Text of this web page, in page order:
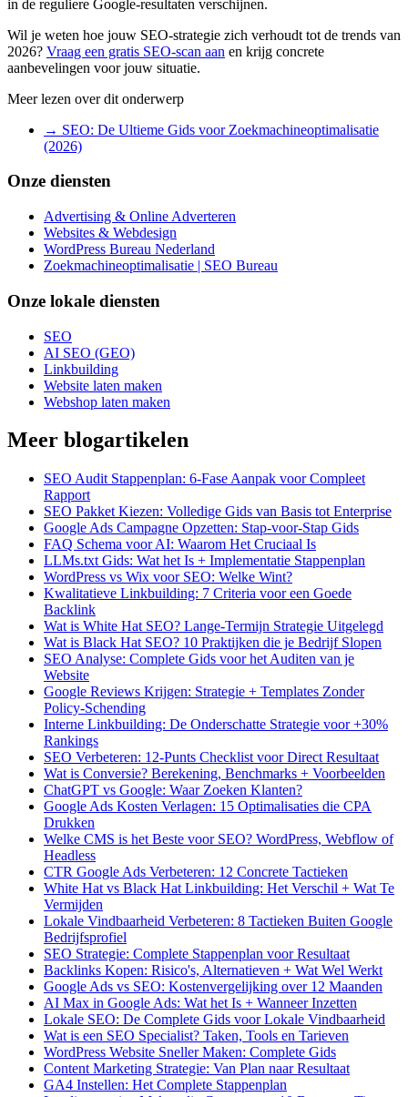
in de reguliere Google-resultaten verschijnen.
Wil je weten hoe jouw SEO-strategie zich verhoudt tot de trends van
2026? Vraag een gratis SEO-scan aan en krijg concrete
aanbevelingen voor jouw situatie.
Meer lezen over dit onderwerp
→ SEO: De Ultieme Gids voor Zoekmachineoptimalisatie
(2026)
Onze diensten
Advertising & Online Adverteren
Websites & Webdesign
WordPress Bureau Nederland
Zoekmachineoptimalisatie | SEO Bureau
Onze lokale diensten
SEO
AI SEO (GEO)
Linkbuilding
Website laten maken
Webshop laten maken
Meer blogartikelen
SEO Audit Stappenplan: 6-Fase Aanpak voor Compleet
Rapport
SEO Pakket Kiezen: Volledige Gids van Basis tot Enterprise
Google Ads Campagne Opzetten: Stap-voor-Stap Gids
FAQ Schema voor AI: Waarom Het Cruciaal Is
LLMs.txt Gids: Wat het Is + Implementatie Stappenplan
WordPress vs Wix voor SEO: Welke Wint?
Kwalitatieve Linkbuilding: 7 Criteria voor een Goede
Backlink
Wat is White Hat SEO? Lange-Termijn Strategie Uitgelegd
Wat is Black Hat SEO? 10 Praktijken die je Bedrijf Slopen
SEO Analyse: Complete Gids voor het Auditen van je
Website
Google Reviews Krijgen: Strategie + Templates Zonder
Policy-Schending
Interne Linkbuilding: De Onderschatte Strategie voor +30%
Rankings
SEO Verbeteren: 12-Punts Checklist voor Direct Resultaat
Wat is Conversie? Berekening, Benchmarks + Voorbeelden
ChatGPT vs Google: Waar Zoeken Klanten?
Google Ads Kosten Verlagen: 15 Optimalisaties die CPA
Drukken
Welke CMS is het Beste voor SEO? WordPress, Webflow of
Headless
CTR Google Ads Verbeteren: 12 Concrete Tactieken
White Hat vs Black Hat Linkbuilding: Het Verschil + Wat Te
Vermijden
Lokale Vindbaarheid Verbeteren: 8 Tactieken Buiten Google
Bedrijfsprofiel
SEO Strategie: Complete Stappenplan voor Resultaat
Backlinks Kopen: Risico's, Alternatieven + Wat Wel Werkt
Google Ads vs SEO: Kostenvergelijking over 12 Maanden
AI Max in Google Ads: Wat het Is + Wanneer Inzetten
Lokale SEO: De Complete Gids voor Lokale Vindbaarheid
Wat is een SEO Specialist? Taken, Tools en Tarieven
WordPress Website Sneller Maken: Complete Gids
Content Marketing Strategie: Van Plan naar Resultaat
GA4 Instellen: Het Complete Stappenplan